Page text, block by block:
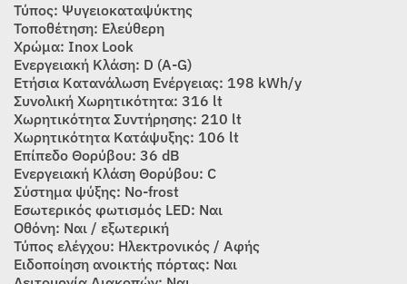
Τύπος: Ψυγειοκαταψύκτης
Τοποθέτηση: Ελεύθερη
Χρώμα: Inox Look
Ενεργειακή Κλάση: D (A-G)
Ετήσια Κατανάλωση Ενέργειας: 198 kWh/y
Συνολική Χωρητικότητα: 316 lt
Χωρητικότητα Συντήρησης: 210 lt
Χωρητικότητα Κατάψυξης: 106 lt
Επίπεδο Θορύβου: 36 dB
Ενεργειακή Κλάση Θορύβου: C
Σύστημα ψύξης: No-frost
Εσωτερικός φωτισμός LED: Ναι
Οθόνη: Ναι / εξωτερική
Τύπος ελέγχου: Ηλεκτρονικός / Αφής
Ειδοποίηση ανοικτής πόρτας: Ναι